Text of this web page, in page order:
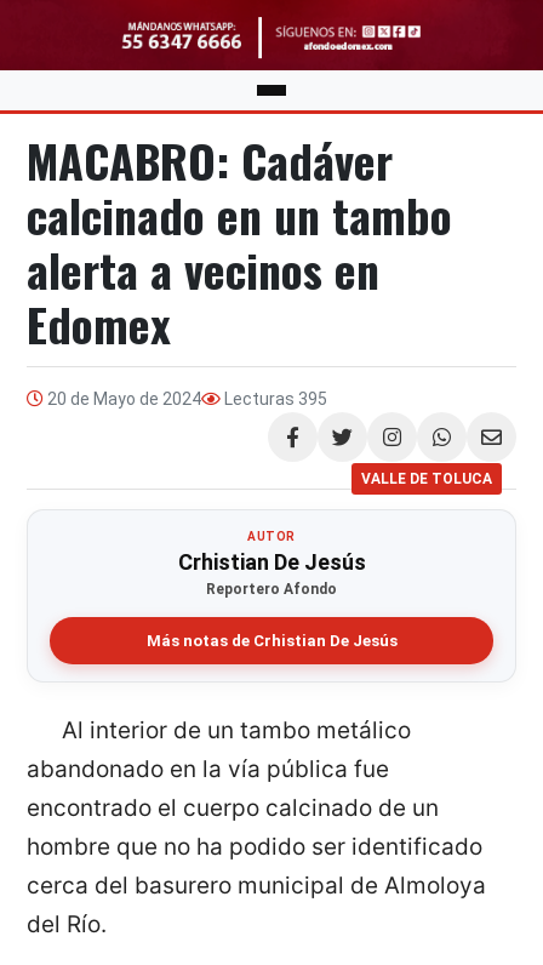
MACABRO: Cadáver
calcinado en un tambo
alerta a vecinos en
Edomex
20 de Mayo de 2024 Lecturas 395
Compartir
VALLE DE TOLUCA
AUTOR
Crhistian De Jesús
Reportero Afondo
Más notas de Crhistian De Jesús
Al interior de un tambo metálico
abandonado en la vía pública fue
encontrado el cuerpo calcinado de un
hombre que no ha podido ser identificado
cerca del basurero municipal de Almoloya
del Río.